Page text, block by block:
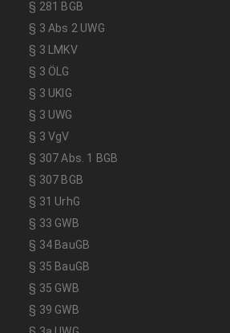
§ 281 BGB
§ 3 Abs 2 UWG
§ 3 LMKV
§ 3 ÖLG
§ 3 UKlG
§ 3 UWG
§ 3 VgV
§ 307 Abs. 1 BGB
§ 307 BGB
§ 31 UrhG
§ 33 GWB
§ 34 BauGB
§ 35 BauGB
§ 35 GWB
§ 39 GWB